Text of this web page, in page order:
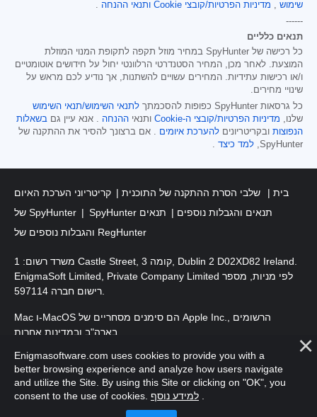
שימוש , מדיניות הפרטיות/קובצי Cookie ותנאי ההנחה .
------
תנאים כלליים
כל רכישה של SpyHunter במחיר מוזל תקפה לתקופת המנוי המוזלת
המוצעת. לאחר מכן, המחיר הסטנדרטי הרלוונטי יחול על חידושים אוטומטיים
ו/או רכישות עתידיות. המחירים עשויים להשתנות, אך נודיע לכם מראש על
שינויי מחירים.
כל גרסאות SpyHunter כפופות להסכמתך
לתנאי השימוש/תנאי השימוש
שלנו, מדיניות הפרטיות/קובצי ה-Cookie ותנאי ההנחה . אנא עיין גם בשאלות
הנפוצות ובקריטריונים להערכת איומים . אם ברצונך להסיר את ההתקנה של
SpyHunter, למד כיצד .
בית שלבי הסרת ההתקנה של התוכנית
קריטריוני הערכת האיום
של SpyHunter
SpyHunter תנאים והגבלות נוספים
תנאים
והגבלות נוספים של RegHunter
משרד רשום: 1 Castle Street, קומה 3, Dublin 2 D02XD82 Ireland.
EnigmaSoft Limited, Private Company Limited לפי מניות, מספר
Mac ו-MacOS הם סימנים מסחריים של Apple Inc., הרשומים
זכויות יוצרים 2016-2026
Enigmasoftware.com uses cookies to provide you with a
better browsing experience and analyze how users navigate
and utilize the Site. By using this Site or clicking on "OK", you
consent to the use of cookies. למידע נוסף